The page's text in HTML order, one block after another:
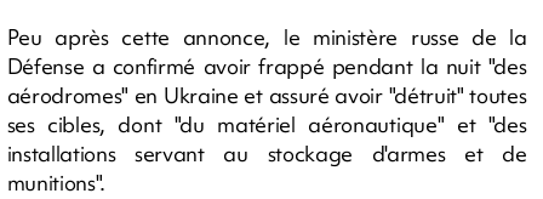
Peu après cette annonce, le ministère russe de la
Défense a confirmé avoir frappé pendant la nuit "des
aérodromes" en Ukraine et assuré avoir "détruit" toutes
ses cibles, dont "du matériel aéronautique" et "des
installations servant au stockage d'armes et de
munitions".